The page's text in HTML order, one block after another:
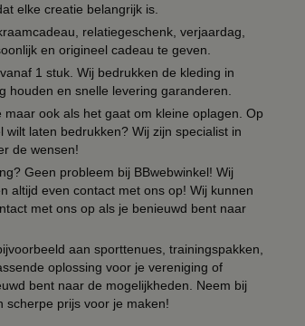
elke creatie belangrijk is.
relatiegeschenk, verjaardag,
en origineel cadeau te geven.
1 stuk. Wij bedrukken de kleding in
houden en snelle levering garanderen.
ook als het gaat om kleine oplagen. Op
laten bedrukken? Wij zijn specialist in
de wensen!
Geen probleem bij BBwebwinkel! Wij
altijd even contact met ons op! Wij kunnen
met ons op als je benieuwd bent naar
aan sporttenues, trainingspakken,
oplossing voor je vereniging of
bent naar de mogelijkheden. Neem bij
scherpe prijs voor je maken!